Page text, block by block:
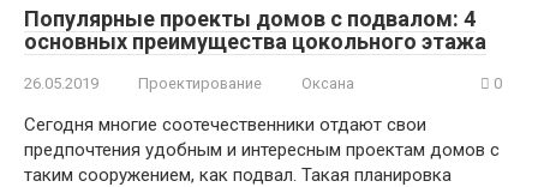
Популярные проекты домов с подвалом: 4
основных преимущества цокольного этажа
26.05.2019 Проектирование Оксана 0
Сегодня многие соотечественники отдают свои
предпочтения удобным и интересным проектам домов с
таким сооружением, как подвал. Такая планировка